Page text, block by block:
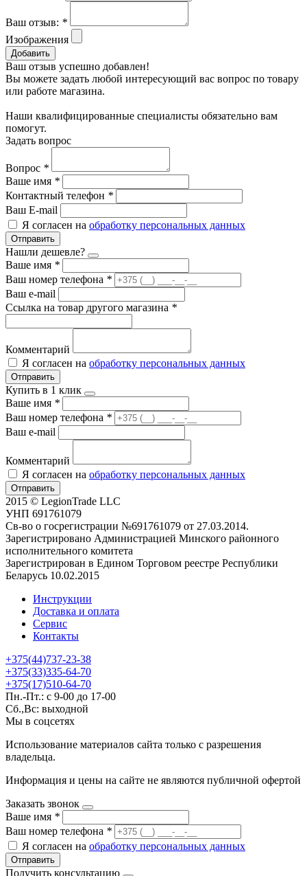
Ваш отзыв: *
Изображения
Добавить
Ваш отзыв успешно добавлен!
Вы можете задать любой интересующий вас вопрос по товару
или работе магазина.
Наши квалифицированные специалисты обязательно вам
помогут.
Задать вопрос
Вопрос *
Ваше имя *
Контактный телефон *
Ваш E-mail
Я согласен на обработку персональных данных
Отправить
Нашли дешевле?
Ваше имя *
Ваш номер телефона *
Ваш e-mail
Ссылка на товар другого магазина *
Комментарий
Я согласен на обработку персональных данных
Отправить
Купить в 1 клик
Ваше имя *
Ваш номер телефона *
Ваш e-mail
Комментарий
Я согласен на обработку персональных данных
Отправить
2015 © LegionTrade LLC
УНП 691761079
Св-во о госрегистрации №691761079 от 27.03.2014.
Зарегистрировано Администрацией Минского районного
исполнительного комитета
Зарегистрирован в Едином Торговом реестре Республики
Беларусь 10.02.2015
Инструкции
Доставка и оплата
Сервис
Контакты
+375(44)737-23-38
+375(33)335-64-70
+375(17)510-64-70
Пн.-Пт.: с 9-00 до 17-00
Сб.,Вс: выходной
Мы в соцсетях
Использование материалов сайта только с разрешения
владельца.
Информация и цены на сайте не являются публичной офертой
Заказать звонок
Ваше имя *
Ваш номер телефона *
Я согласен на обработку персональных данных
Отправить
Получить консультацию